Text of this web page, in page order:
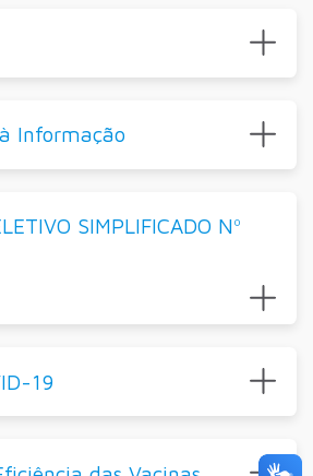
Informação
SIMPLIFICADO Nº
19